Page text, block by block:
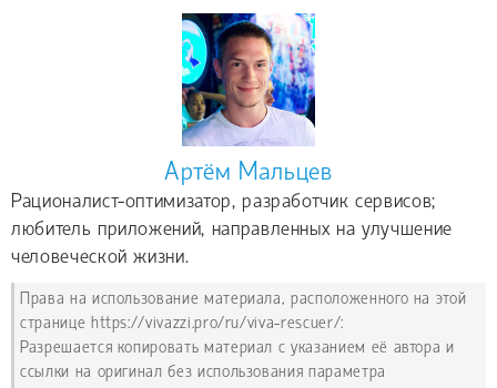
Артём Мальцев
Рационалист-оптимизатор, разработчик сервисов;
любитель приложений, направленных на улучшение
человеческой жизни.
Права на использование материала, расположенного на этой
странице https://vivazzi.pro/ru/viva-rescuer/:
Разрешается копировать материал с указанием её автора и
ссылки на оригинал без использования параметра